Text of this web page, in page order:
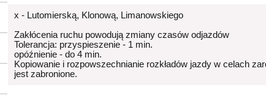
x - Lutomierską, Klonową, Limanowskiego
Zakłócenia ruchu powodują zmiany czasów odjazdów
Tolerancja: przyspieszenie - 1 min.
opóźnienie - do 4 min.
Kopiowanie i rozpowszechnianie rozkładów jazdy w celach
jest zabronione.